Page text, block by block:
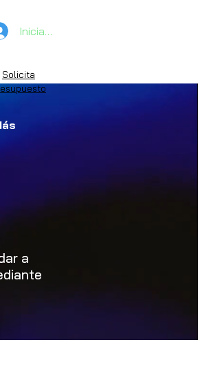
Iniciar sesión
Solicita
a